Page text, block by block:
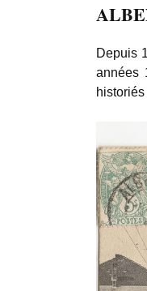
Depuis
années